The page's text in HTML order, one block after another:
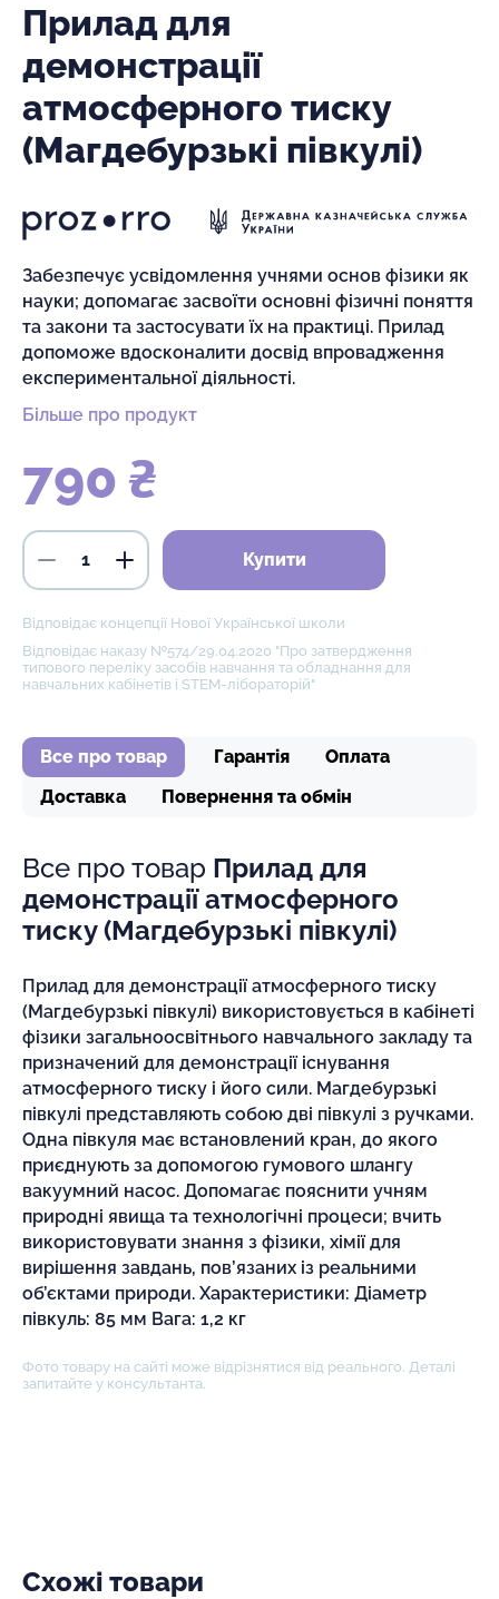
Прилад для
демонстрації
атмосферного тиску
(Магдебурзькі півкулі)
Забезпечує усвідомлення учнями основ фізики як
науки; допомагає засвоїти основні фізичні поняття
та закони та застосувати їх на практиці. Прилад
допоможе вдосконалити досвід впровадження
експериментальної діяльності.
Більше про продукт
790 ₴
Купити
Відповідає концепції Нової Української школи
Відповідає наказу №574/29.04.2020 "Про затвердження
типового переліку засобів навчання та обладнання для
навчальних кабінетів і STEM-лібораторій"
Все про товар Гарантія
Оплата
Доставка
Повернення та обмін
Все про товар Прилад для
демонстрації атмосферного
тиску (Магдебурзькі півкулі)
Прилад для демонстрації атмосферного тиску
(Магдебурзькі півкулі) використовується в кабінеті
фізики загальноосвітнього навчального закладу та
призначений для демонстрації існування
атмосферного тиску і його сили. Магдебурзькі
півкулі представляють собою дві півкулі з ручками.
Одна півкуля має встановлений кран, до якого
приєднують за допомогою гумового шлангу
вакуумний насос. Допомагає пояснити учням
природні явища та технологічні процеси; вчить
використовувати знання з фізики, хімії для
вирішення завдань, пов’язаних із реальними
об’єктами природи. Характеристики: Діаметр
півкуль: 85 мм Вага: 1,2 кг
Фото товару на сайті може відрізнятися від реального. Деталі
запитайте у консультанта.
Схожі товари